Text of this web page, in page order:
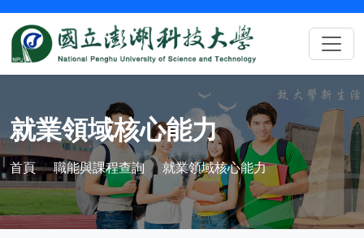
就業領域核心能力
首頁 職能與課程查詢 就業領域核心能力